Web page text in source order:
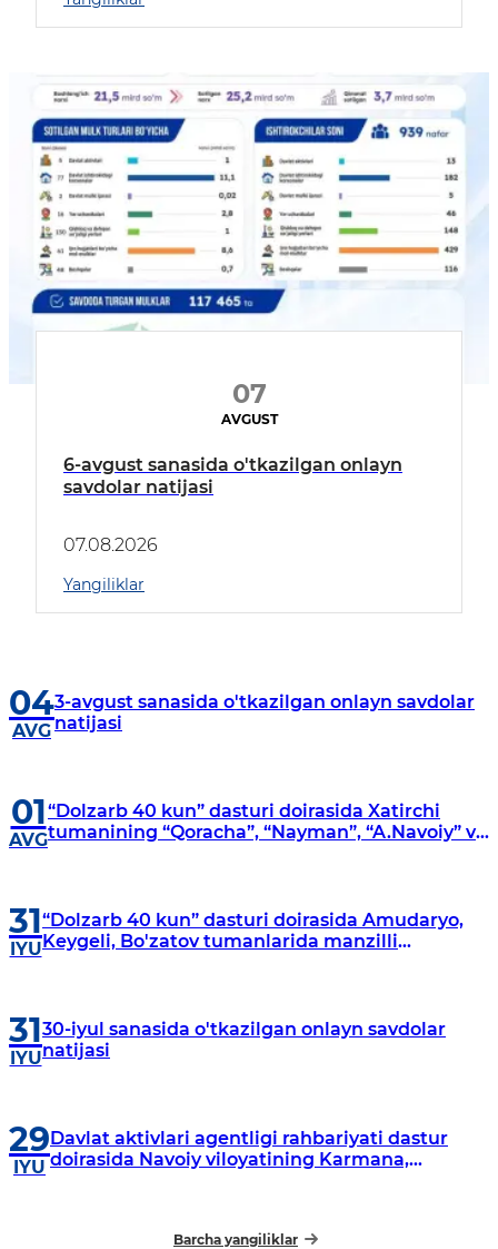
07
AVGUST
6-avgust sanasida o'tkazilgan onlayn
savdolar natijasi
07.08.2026
Yangiliklar
04
AVG
3-avgust sanasida o'tkazilgan onlayn savdolar
natijasi
01
AVG
“Dolzarb 40 kun” dasturi doirasida Xatirchi
tumanining “Qoracha”, “Nayman”, “A.Navoiy” va
31
IYU
“Dolzarb 40 kun” dasturi doirasida Amudaryo,
Keygeli, Bo'zatov tumanlarida manzilli
31
IYU
30-iyul sanasida o'tkazilgan onlayn savdolar
natijasi
29
IYU
Davlat aktivlari agentligi rahbariyati dastur
doirasida Navoiy viloyatining Karmana,
Barcha yangiliklar